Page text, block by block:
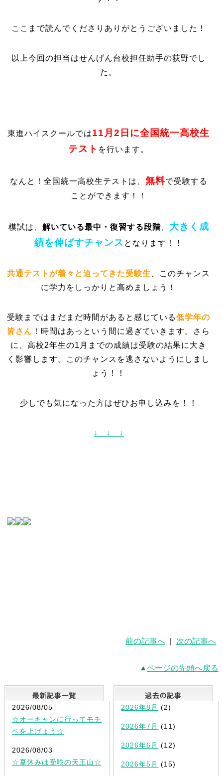
ここまで読んでくださりありがとうございました！
以上今回の担当はせんげん台校担任助手の荻野でし
た。
東進ハイスクールでは11月2日に全国統一高校生
テスト を行います。
なんと！全国統一高校生テストは、 無料で受験する
ことができます！！
模試は、 解いている最中・復習する段階、 大きく成
績を伸ばすチャンス となります！！
共通テストが着々と迫ってきた受験生
、このチャンス
に学力をしっかりと高めましょう！
受験まではまだまだ時間があると感じている低学年の
皆さん ！時間はあっという間に過ぎていきます。さら
に、高校2年生の1月までの成績は受験の結果に大き
く影響します。このチャンスを逃さないようにしまし
ょう！！
少しでも気になった方はぜひお申し込みを！！
↓ ↓ ↓
前の記事へ 次の記事へ
ページの先頭へ戻る
最新記事一覧
2026/08/05
☆オーキャンに行ってモチ
ベを上げよう☆
2026/08/03
☆夏休みは受験の天王山☆
2026年8月 (2)
2026年7月 (11)
2026年6月 (12)
2026年5月 (15)